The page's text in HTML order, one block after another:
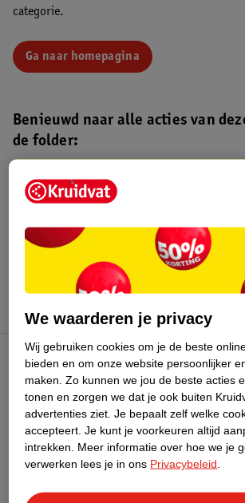
categorie.
Ga naar homepagina
Benieuwd naar alle acties van
de folder:
Kruidvat folder
augustus 2026.
Kruidvat Club
Klantenservice
Over Kruidvat
We waarderen je privacy
Wij gebruiken cookies om je de beste
bieden en om onze website persoonlijker
maken. Zo kunnen we jou de beste acties
tonen en zorgen we dat je ook buiten
advertenties ziet. Je bepaalt zelf welke
accepteert. Je kunt je voorkeuren altijd
intrekken.
Meer informatie over hoe we je
verwerken lees je in ons Privacybeleid